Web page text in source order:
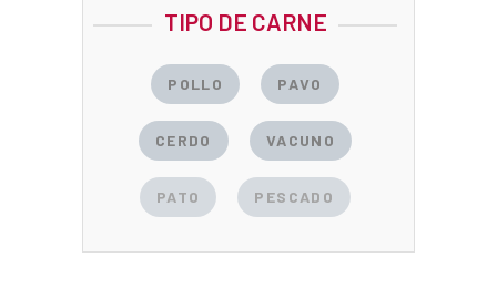
TIPO DE CARNE
POLLO PAVO
CERDO VACUNO
PATO PESCADO